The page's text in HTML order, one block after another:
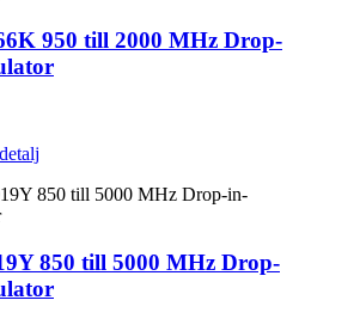
950 till 2000 MHz Drop-
detalj
850 till 5000 MHz Drop-